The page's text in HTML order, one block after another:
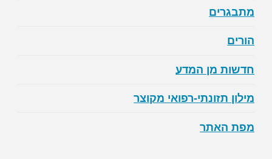
מתבגרים
הורים
חדשות מן המדע
מילון תזונתי-רפואי מקוצר
מפת האתר